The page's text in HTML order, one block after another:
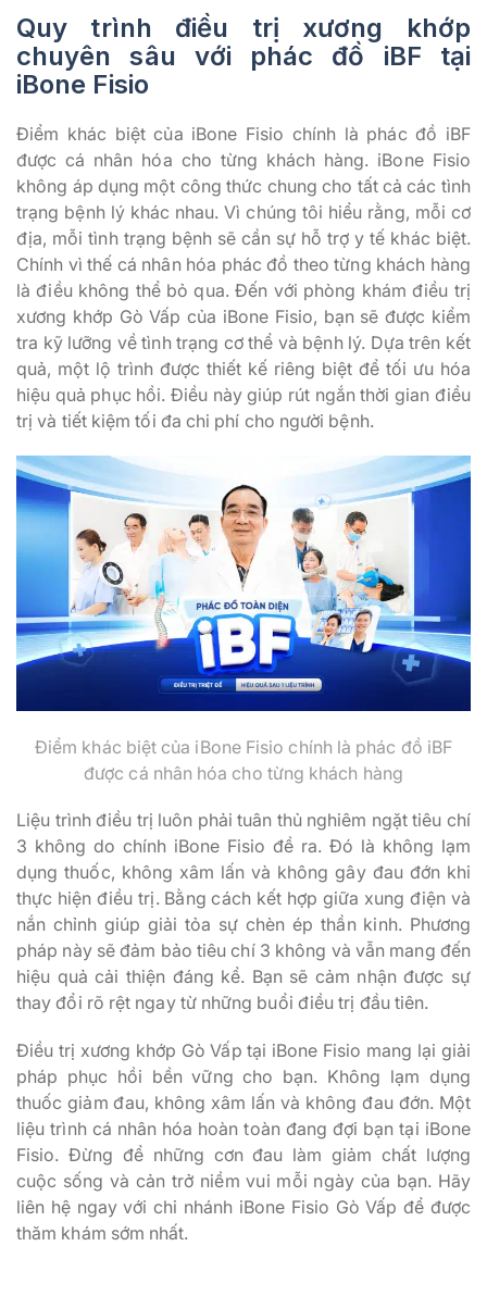
Quy trình điều trị xương khớp
chuyên sâu với phác đồ iBF tại
iBone Fisio
Điểm khác biệt của iBone Fisio chính là phác đồ iBF
được cá nhân hóa cho từng khách hàng. iBone Fisio
không áp dụng một công thức chung cho tất cả các tình
trạng bệnh lý khác nhau. Vì chúng tôi hiểu rằng, mỗi cơ
địa, mỗi tình trạng bệnh sẽ cần sự hỗ trợ y tế khác biệt.
Chính vì thế cá nhân hóa phác đồ theo từng khách hàng
là điều không thể bỏ qua. Đến với phòng khám điều trị
xương khớp Gò Vấp của iBone Fisio, bạn sẽ được kiểm
tra kỹ lưỡng về tình trạng cơ thể và bệnh lý. Dựa trên kết
quả, một lộ trình được thiết kế riêng biệt để tối ưu hóa
hiệu quả phục hồi. Điều này giúp rút ngắn thời gian điều
trị và tiết kiệm tối đa chi phí cho người bệnh.
Điểm khác biệt của iBone Fisio chính là phác đồ iBF
được cá nhân hóa cho từng khách hàng
Liệu trình điều trị luôn phải tuân thủ nghiêm ngặt tiêu chí
3 không do chính iBone Fisio đề ra. Đó là không lạm
dụng thuốc, không xâm lấn và không gây đau đớn khi
thực hiện điều trị. Bằng cách kết hợp giữa xung điện và
nắn chỉnh giúp giải tỏa sự chèn ép thần kinh. Phương
pháp này sẽ đảm bảo tiêu chí 3 không và vẫn mang đến
hiệu quả cải thiện đáng kể. Bạn sẽ cảm nhận được sự
thay đổi rõ rệt ngay từ những buổi điều trị đầu tiên.
Điều trị xương khớp Gò Vấp tại iBone Fisio mang lại giải
pháp phục hồi bền vững cho bạn. Không lạm dụng
thuốc giảm đau, không xâm lấn và không đau đớn. Một
liệu trình cá nhân hóa hoàn toàn đang đợi bạn tại iBone
Fisio. Đừng để những cơn đau làm giảm chất lượng
cuộc sống và cản trở niềm vui mỗi ngày của bạn. Hãy
liên hệ ngay với chi nhánh iBone Fisio Gò Vấp để được
thăm khám sớm nhất.